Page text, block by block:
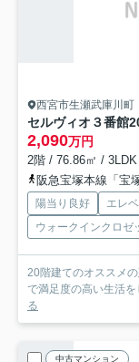
西宮市生瀬武庫川町
セルヴィオ３番館
2,090万円
2階 / 76.86㎡ /
阪急宝塚本線「宝
陽当り良好 エレ
ウォークインクロゼ
20階建てのオススメ
で満足度の高い生活
る
中古マンション